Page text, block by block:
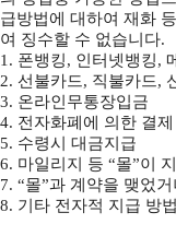
급방법에 대하여 재화
여 징수할 수 없습니다.
1. 폰뱅킹, 인터넷뱅킹,
2. 선불카드, 직불카드,
3. 온라인무통장입금
4. 전자화폐에 의한 결제
5. 수령시 대금지급
6. 마일리지 등 “몰”이
7. “몰”과 계약을 맺었
8. 기타 전자적 지급 방